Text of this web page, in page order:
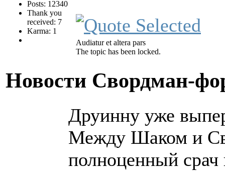
Posts: 12340
Thank you
received: 7
Karma: 1
Audiatur et altera pars
The topic has been locked.
Новости Свордман-
Друинну уже
Между Шаком и
полноценный